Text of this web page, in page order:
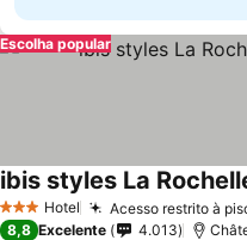
Escolha popular
3 EstrelasHotel Acesso restrito à
ibis styles La
8,8 Excelente 4.013